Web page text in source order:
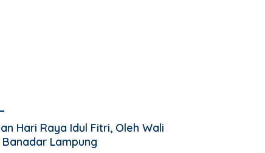
Hari Raya Idul Fitri, Oleh Wali
Lampung